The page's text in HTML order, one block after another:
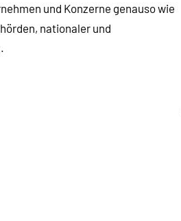
und Konzerne genauso wie
nationaler und